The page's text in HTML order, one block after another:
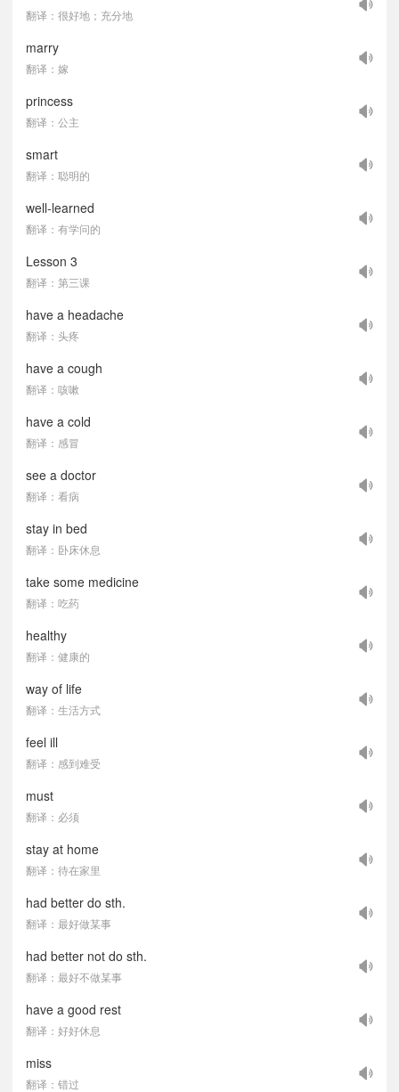
翻译：很好地；充分地
marry
翻译：嫁
princess
翻译：公主
smart
翻译：聪明的
well-learned
翻译：有学问的
Lesson 3
翻译：第三课
have a headache
翻译：头疼
have a cough
翻译：咳嗽
have a cold
翻译：感冒
see a doctor
翻译：看病
stay in bed
翻译：卧床休息
take some medicine
翻译：吃药
healthy
翻译：健康的
way of life
翻译：生活方式
feel ill
翻译：感到难受
must
翻译：必须
stay at home
翻译：待在家里
had better do sth.
翻译：最好做某事
had better not do sth.
翻译：最好不做某事
have a good rest
翻译：好好休息
miss
翻译：错过